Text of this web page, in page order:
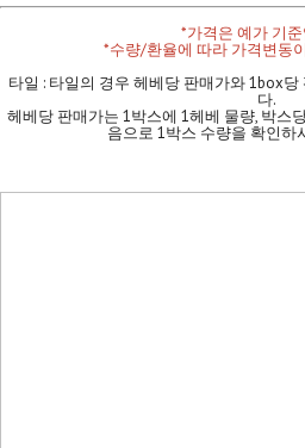
*가격은 예가 기
*수량/환율에 따라 가격변동
타일 : 타일의 경우 헤베당 판매가와 1box
다.
헤베당 판매가는 1박스에 1헤베 물량, 박스
음으로 1박스 수량을 확인하